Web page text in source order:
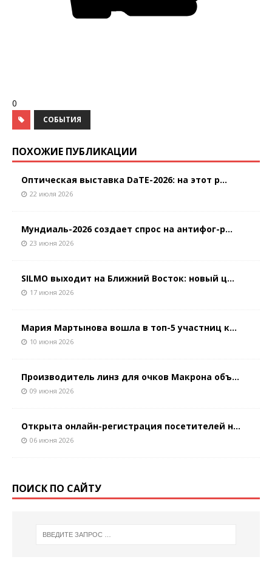
0
СОБЫТИЯ
ПОХОЖИЕ ПУБЛИКАЦИИ
Оптическая выставка DaTE-2026: на этот р...
22 июля 2026
Мундиаль-2026 создает спрос на антифог-р...
23 июня 2026
SILMO выходит на Ближний Восток: новый ц...
17 июня 2026
Мария Мартынова вошла в топ-5 участниц к...
10 июня 2026
Производитель линз для очков Макрона объ...
09 июня 2026
Открыта онлайн-регистрация посетителей н...
06 июня 2026
ПОИСК ПО САЙТУ